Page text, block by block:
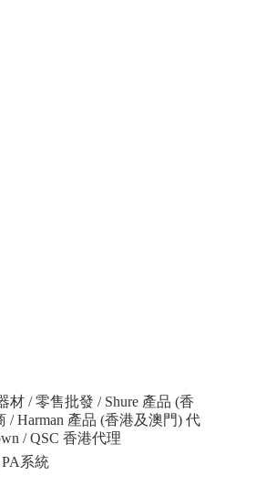
材 / 零售批發 / Shure 產品 (香
/ Harman 產品 (香港及澳門) 代
/ QSC 香港代理
系統